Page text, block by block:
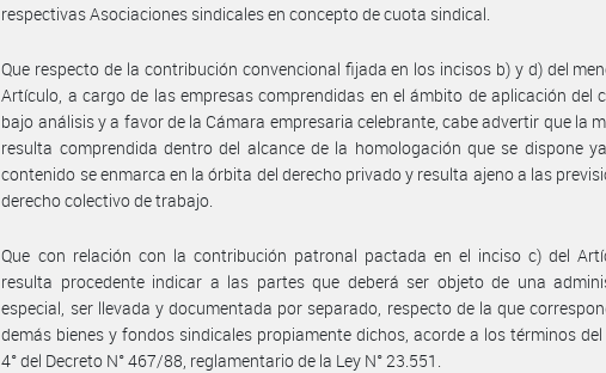
respectivas Asociaciones sindicales en concepto de cuota sindical.
Que respecto de la contribución convencional fijada en los incisos b) y d) del
Artículo, a cargo de las empresas comprendidas en el ámbito de aplicación del
bajo análisis y a favor de la Cámara empresaria celebrante, cabe advertir que la
resulta comprendida dentro del alcance de la homologación que se dispone
contenido se enmarca en la órbita del derecho privado y resulta ajeno a las
derecho colectivo de trabajo.
Que con relación con la contribución patronal pactada en el inciso c) del
resulta procedente indicar a las partes que deberá ser objeto de una
especial, ser llevada y documentada por separado, respecto de la que
demás bienes y fondos sindicales propiamente dichos, acorde a los términos
4° del Decreto N° 467/88, reglamentario de la Ley N° 23.551.